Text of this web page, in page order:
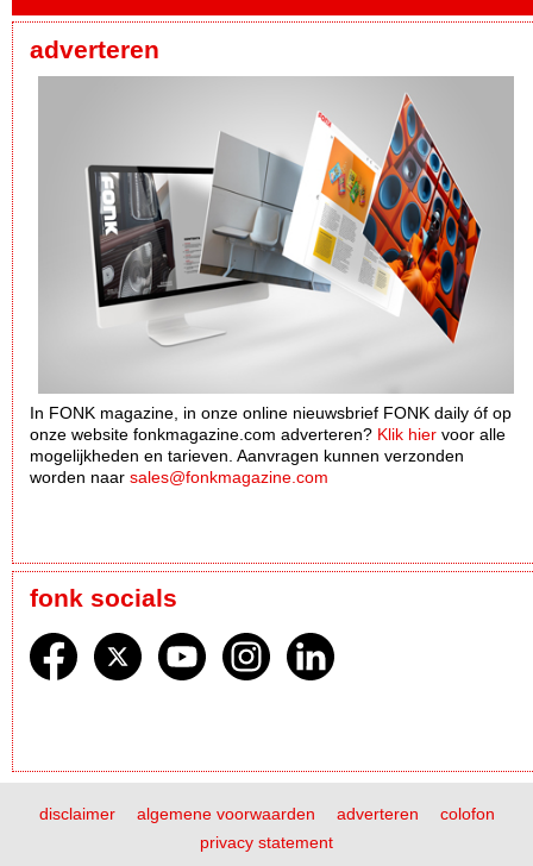
adverteren
In FONK magazine, in onze online nieuwsbrief FONK daily óf op
onze website fonkmagazine.com adverteren? Klik hier voor alle
mogelijkheden en tarieven. Aanvragen kunnen verzonden
worden naar sales@fonkmagazine.com
fonk socials
disclaimer algemene voorwaarden adverteren
colofon
privacy statement